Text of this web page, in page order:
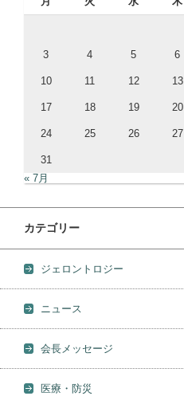
3 4 5 6
10 11 12 13
17 18 19 20
24 25 26 27
31
« 7月
カテゴリー
ジェロントロジー
ニュース
会長メッセージ
医療・防災